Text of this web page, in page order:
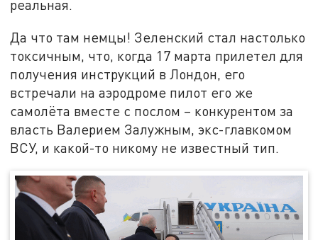
реальная.
Да что там немцы! Зеленский стал настолько
токсичным, что, когда 17 марта прилетел для
получения инструкций в Лондон, его
встречали на аэродроме пилот его же
самолёта вместе с послом – конкурентом за
власть Валерием Залужным, экс-главкомом
ВСУ, и какой-то никому не известный тип.